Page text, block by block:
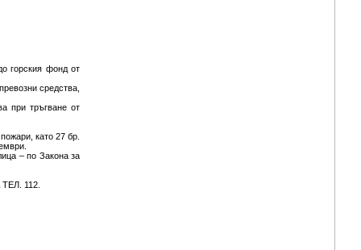
горския фонд от
средства,
при тръгване от
като 27 бр.
– по Закона за
112.